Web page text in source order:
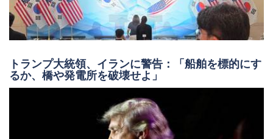
トランプ大統領、イランに警告：「船舶を標的にす
るか、橋や発電所を破壊せよ」